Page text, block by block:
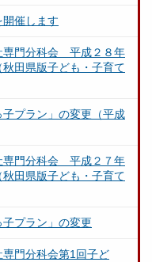
催します
専門分科会 平成２８年
田県版子ども・子育て
プラン」の変更（平成
専門分科会 平成２７年
田県版子ども・子育て
プラン」の変更
門分科会第1回子ど